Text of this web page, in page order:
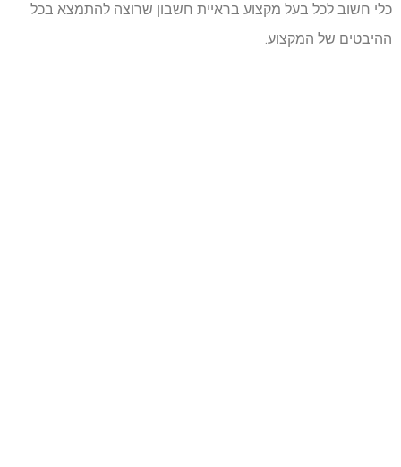
כלי חשוב לכל בעל מקצוע בראיית חשבון שרוצה להתמצא בכל
ההיבטים של המקצוע.